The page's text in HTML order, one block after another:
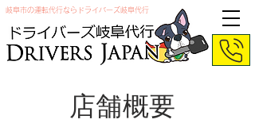
岐阜市の運転代行ならドライバーズ岐阜代行
​店舗概要